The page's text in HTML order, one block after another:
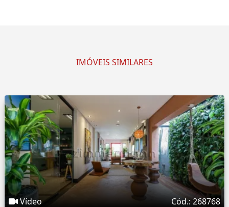
IMÓVEIS SIMILARES
Vídeo Cód.: 268768